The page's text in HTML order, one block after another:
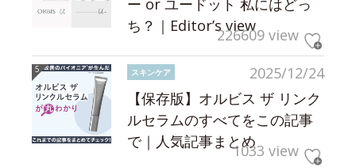
ー or ユードット 私にはどっ
ち？｜Editor’s view226609 view
2025/12/24
スキンケア
【保存版】オルビス ザ リンク
ルセラムのすべてをこの記事
で｜人気記事まとめ1033 view